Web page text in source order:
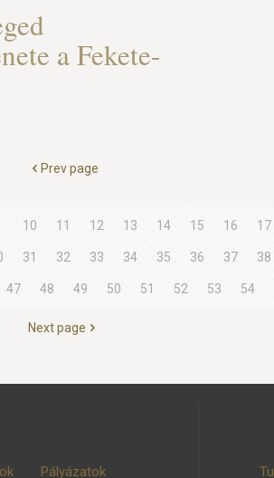
a Fekete-
Prev page
10 11 12 13 14 15 16 17
31 32 33 34 35 36 37 38
47 48 49 50 51 52 53 54
Next page
Pályázatok